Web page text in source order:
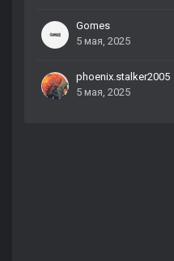
Gomes
5 мая, 2025
phoenix.stalker2005
5 мая, 2025